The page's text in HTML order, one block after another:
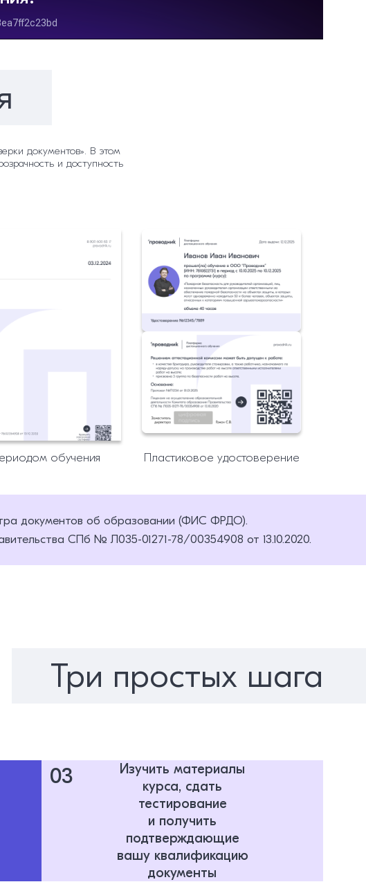
документов». В этом
и доступность
обучения Пластиковое удостоверение
документов об образовании (ФИС ФРДО).
СПб № Л035-01271-78/00354908 от 13.10.2020.
Три простых шага
03
Изучить материалы
курса, сдать
тестирование
и получить
подтверждающие
вашу квалификацию
документы